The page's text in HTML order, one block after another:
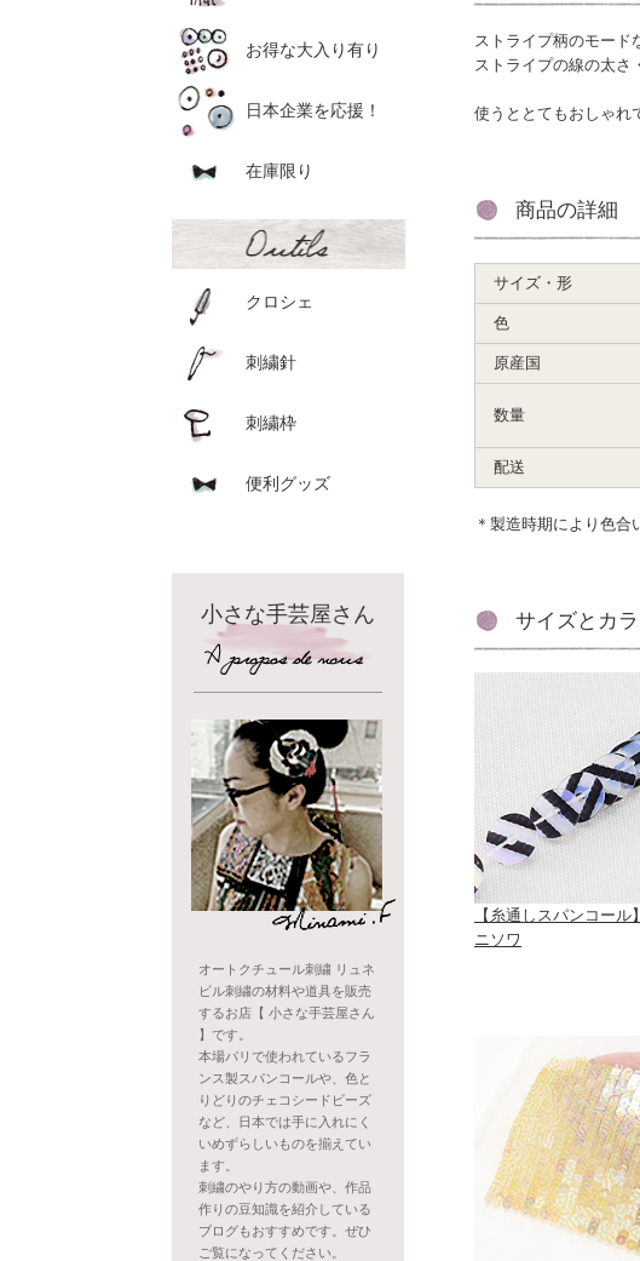
ストライプ柄のモード
ストライプの線の太さ
使うととてもおしゃれ
商品の詳細
サイズ・形
色
原産国
数量
配送
＊製造時期により色合
サイズとカ
【糸通しスパンコール
ニソワ
お得な大入り有り
日本企業を応援！
在庫限り
クロシェ
刺繍針
刺繍枠
便利グッズ
小さな手芸屋さん
オートクチュール刺繍 リュネ
ビル刺繍の材料や道具を販売
するお店【 小さな手芸屋さん
】です。
本場パリで使われているフラ
ンス製スパンコールや、色と
りどりのチェコシードビーズ
など、日本では手に入れにく
いめずらしいものを揃えてい
ます。
刺繍のやり方の動画や、作品
作りの豆知識を紹介している
ブログもおすすめです。ぜひ
ご覧になってください。